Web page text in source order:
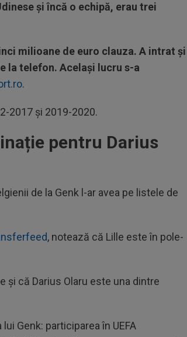
și încă o echipă, erau trei
milioane de euro clauza. A intrat și
la telefon. Același lucru s-a
.
2017 și 2019-2020.
pentru Darius
de la Genk l-ar avea pe listele de
, notează că Lille este în pole-
și că Darius Olaru este una dintre
Genk: participarea în UEFA